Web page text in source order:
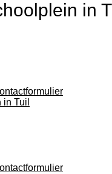
in
Tuil